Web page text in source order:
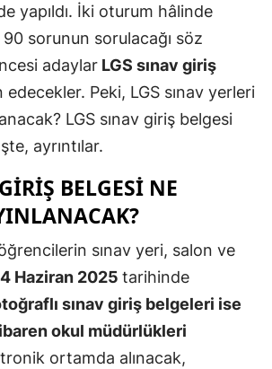
Giresun
Gümüşhane
Hakkari
Hatay
İstanbul
yapıldı. İki oturum hâlinde
sorunun sorulacağı söz
adaylar LGS sınav giriş
edecekler. Peki, LGS sınav yerleri
LGS sınav giriş belgesi
ayrıntılar.
BELGESİ NE
sınav yeri, salon ve
4 Haziran 2025 tarihinde
sınav giriş belgeleri ise
okul müdürlükleri
ortamda alınacak,